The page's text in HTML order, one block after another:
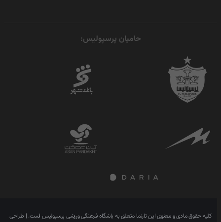
حامیان پرسپولیس:
کلیه حقوق مادی و معنوی این تارنما متعلق به باشگاه فرهنگی ورزشی پرسپولیس است. | طراحی